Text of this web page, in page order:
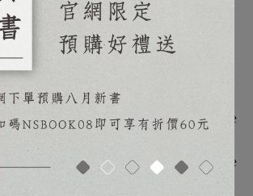
friction and fretting-resistance. This
Engravers are sharp and easy to
to a whole new level of scribing
the blade to a knife handle. We
74098 or OFLA AK-4, as well as
01. D.L.C. Line Engraver can scribe
(ABC/PVC), resin kits, and epoxy